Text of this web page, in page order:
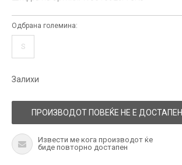
Одбрана големина:
S
Залихи
ПРОИЗВОДОТ ПОВЕЌЕ НЕ Е ДОСТАПЕН
Извести ме кога производот ќе
биде повторно достапен